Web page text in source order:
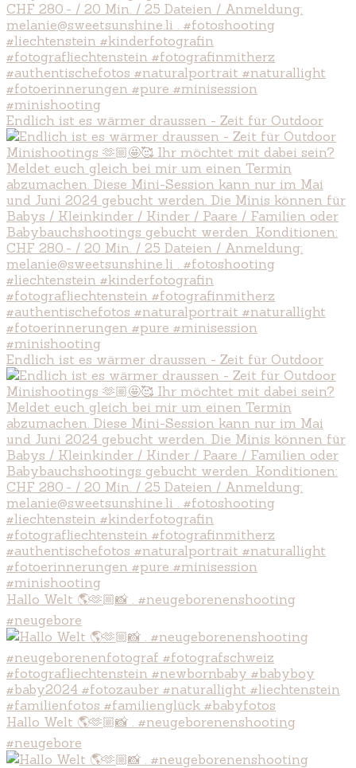
Endlich ist es wärmer draussen - Zeit für Outdoor
Endlich ist es wärmer draussen - Zeit für Outdoor
Hallo Welt 🌎🫶🏼📸 . #neugeborenenshooting
#neugebore
Hallo Welt 🌎🫶🏼📸 . #neugeborenenshooting
#neugebore